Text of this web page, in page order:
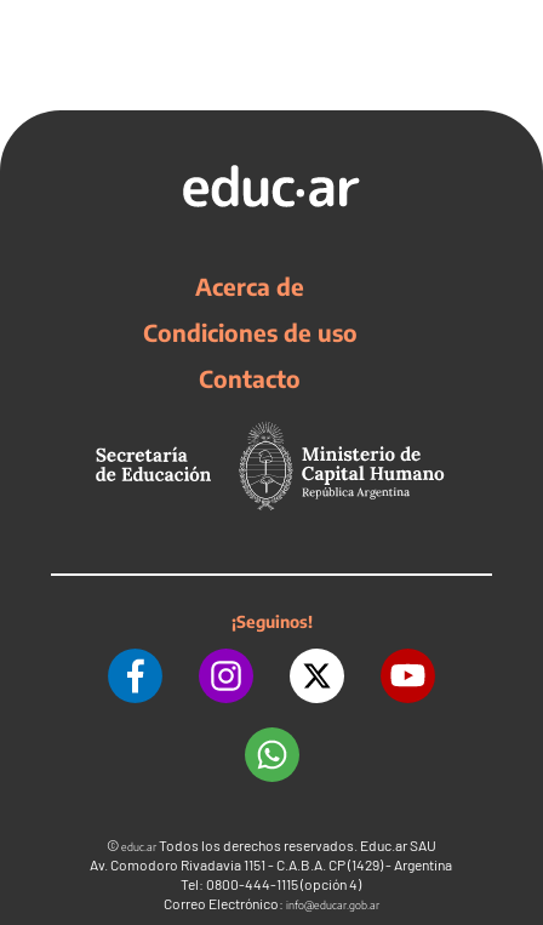
Acerca de
Condiciones de uso
Contacto
¡Seguinos!
©educ.arTodos los derechos reservados. Educ.ar SAU
Av. Comodoro Rivadavia 1151 - C.A.B.A. CP (1429) - Argentina
Tel: 0800-444-1115 (opción 4)
Correo Electrónico: info@educar.gob.ar